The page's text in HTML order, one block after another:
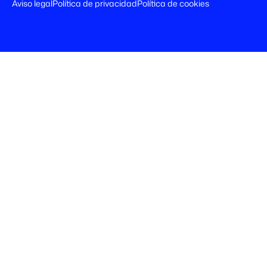
Aviso legalPolítica de privacidadPolítica de cookies